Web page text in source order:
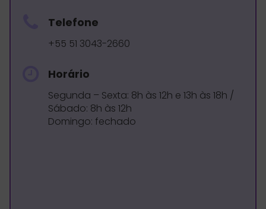
Telefone
+55 51 3043-2660
Horário
Segunda – Sexta: 8h às 12h e 13h às 18h /
Sábado: 8h às 12h
Domingo: fechado